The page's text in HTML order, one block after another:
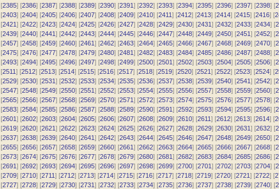
[2385] [2386] [2387] [2388] [2389] [2390] [2391] [2392] [2393] [2394] [2395] [2396] [2397] [2398] [
[2403] [2404] [2405] [2406] [2407] [2408] [2409] [2410] [2411] [2412] [2413] [2414] [2415] [2416] [
[2421] [2422] [2423] [2424] [2425] [2426] [2427] [2428] [2429] [2430] [2431] [2432] [2433] [2434] [
[2439] [2440] [2441] [2442] [2443] [2444] [2445] [2446] [2447] [2448] [2449] [2450] [2451] [2452] [
[2457] [2458] [2459] [2460] [2461] [2462] [2463] [2464] [2465] [2466] [2467] [2468] [2469] [2470] [
[2475] [2476] [2477] [2478] [2479] [2480] [2481] [2482] [2483] [2484] [2485] [2486] [2487] [2488] [
[2493] [2494] [2495] [2496] [2497] [2498] [2499] [2500] [2501] [2502] [2503] [2504] [2505] [2506] [
[2511] [2512] [2513] [2514] [2515] [2516] [2517] [2518] [2519] [2520] [2521] [2522] [2523] [2524] [
[2529] [2530] [2531] [2532] [2533] [2534] [2535] [2536] [2537] [2538] [2539] [2540] [2541] [2542] [
[2547] [2548] [2549] [2550] [2551] [2552] [2553] [2554] [2555] [2556] [2557] [2558] [2559] [2560] [
[2565] [2566] [2567] [2568] [2569] [2570] [2571] [2572] [2573] [2574] [2575] [2576] [2577] [2578] [
[2583] [2584] [2585] [2586] [2587] [2588] [2589] [2590] [2591] [2592] [2593] [2594] [2595] [2596] [
[2601] [2602] [2603] [2604] [2605] [2606] [2607] [2608] [2609] [2610] [2611] [2612] [2613] [2614] [
[2619] [2620] [2621] [2622] [2623] [2624] [2625] [2626] [2627] [2628] [2629] [2630] [2631] [2632] [
[2637] [2638] [2639] [2640] [2641] [2642] [2643] [2644] [2645] [2646] [2647] [2648] [2649] [2650] [
[2655] [2656] [2657] [2658] [2659] [2660] [2661] [2662] [2663] [2664] [2665] [2666] [2667] [2668] [
[2673] [2674] [2675] [2676] [2677] [2678] [2679] [2680] [2681] [2682] [2683] [2684] [2685] [2686] [
[2691] [2692] [2693] [2694] [2695] [2696] [2697] [2698] [2699] [2700] [2701] [2702] [2703] [2704] [
[2709] [2710] [2711] [2712] [2713] [2714] [2715] [2716] [2717] [2718] [2719] [2720] [2721] [2722] [
[2727] [2728] [2729] [2730] [2731] [2732] [2733] [2734] [2735] [2736] [2737] [2738] [2739] [2740] [